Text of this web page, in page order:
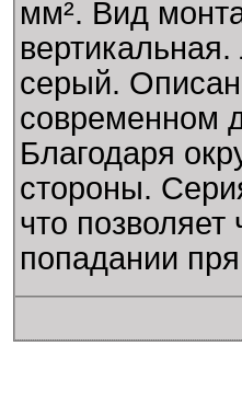
мм². Вид
серый.
современном
Благодаря
стороны.
что позволяет
попадании